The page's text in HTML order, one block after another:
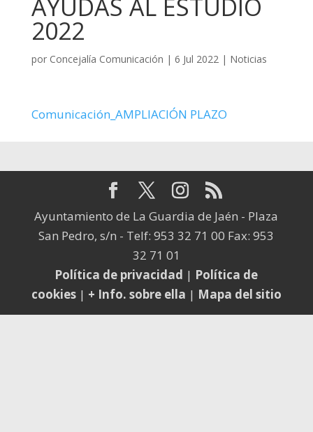
AYUDAS AL ESTUDIO
2022
por Concejalía Comunicación | 6 Jul 2022| Noticias
Comunicación_AMPLIACIÓN PLAZO
Ayuntamiento de La Guardia de Jaén - Plaza
San Pedro, s/n - Telf: 953 32 71 00 Fax: 953
32 71 01
Política de privacidad | Política de
cookies| + Info. sobre ella | Mapa del sitio